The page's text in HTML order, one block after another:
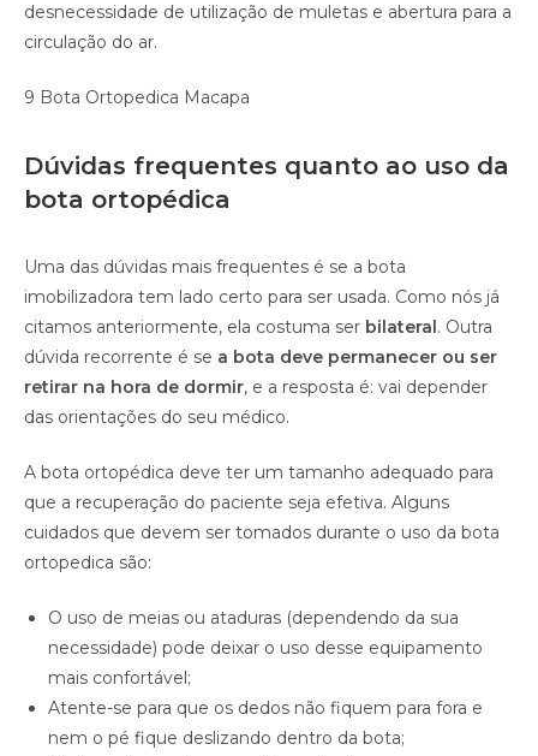
desnecessidade de utilização de muletas e abertura para a
circulação do ar.
9 Bota Ortopedica Macapa
Dúvidas frequentes quanto ao uso da
bota ortopédica
Uma das dúvidas mais frequentes é se a bota
imobilizadora tem lado certo para ser usada. Como nós já
citamos anteriormente, ela costuma ser bilateral. Outra
dúvida recorrente é se a bota deve permanecer ou ser
retirar na hora de dormir, e a resposta é: vai depender
das orientações do seu médico.
A bota ortopédica deve ter um tamanho adequado para
que a recuperação do paciente seja efetiva. Alguns
cuidados que devem ser tomados durante o uso da bota
ortopedica são:
O uso de meias ou ataduras (dependendo da sua
necessidade) pode deixar o uso desse equipamento
mais confortável;
Atente-se para que os dedos não fiquem para fora e
nem o pé fique deslizando dentro da bota;